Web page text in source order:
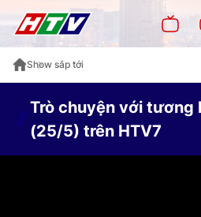
Show sắp tới
Trò chuyện với tương
(25/5) trên HTV7